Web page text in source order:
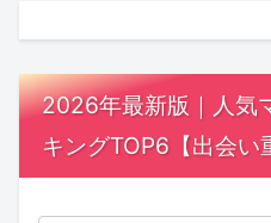
2026年最新版｜人気
キングTOP6【出会い